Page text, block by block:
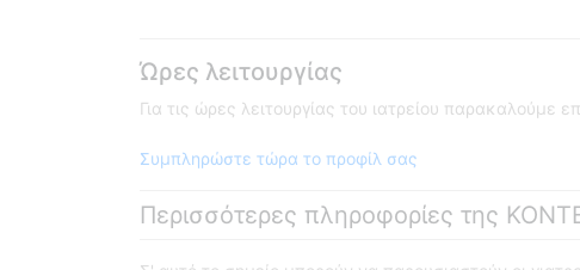
Ώρες λειτουργίας
Για τις ώρες λειτουργίας του ιατρείου παρακαλούμε
Συμπληρώστε τώρα το προφίλ σας
Περισσότερες πληροφορίες της